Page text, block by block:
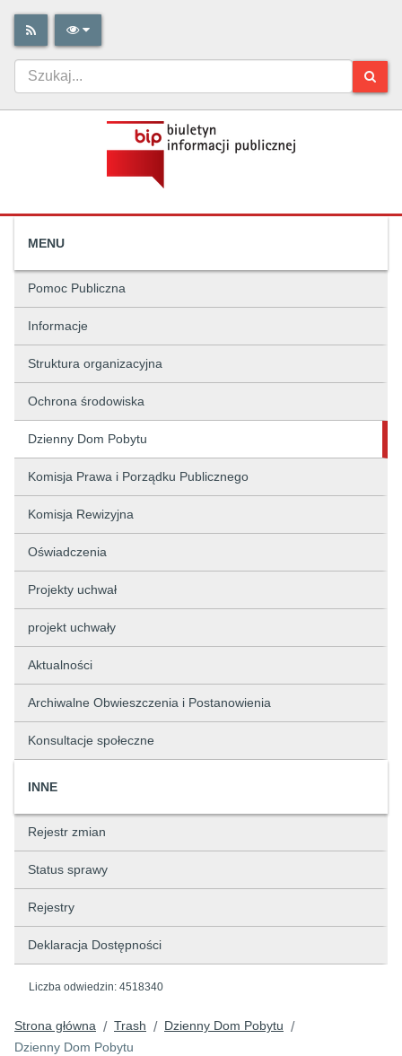
MENU
Pomoc Publiczna
Informacje
Struktura organizacyjna
Ochrona środowiska
Dzienny Dom Pobytu
Komisja Prawa i Porządku Publicznego
Komisja Rewizyjna
Oświadczenia
Projekty uchwał
projekt uchwały
Aktualności
Archiwalne Obwieszczenia i Postanowienia
Konsultacje społeczne
INNE
Rejestr zmian
Status sprawy
Rejestry
Deklaracja Dostępności
Liczba odwiedzin: 4518340
Strona główna / Trash / Dzienny Dom Pobytu /
Dzienny Dom Pobytu